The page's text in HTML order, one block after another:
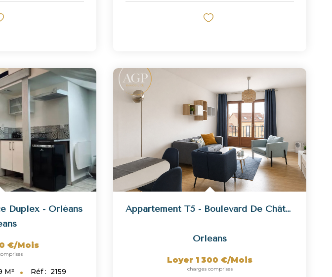
Duplex - Orléans
€/mois
M² Réf : 2159
Appartement T5 - Boulevard De Châteaudun
Orleans
Loyer 1 300 €/mois
charges comprises